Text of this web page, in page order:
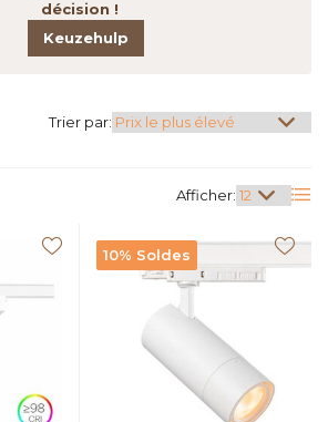
décision !
Keuzehulp
Afficher:
Trier par:
10% Soldes